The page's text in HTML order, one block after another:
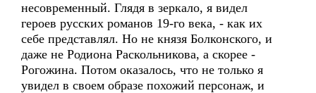
несовременный. Глядя в зеркало, я видел
героев русских романов 19-го века, - как их
себе представлял. Но не князя Болконского, и
даже не Родиона Раскольникова, а скорее -
Рогожина. Потом оказалось, что не только я
увидел в своем образе похожий персонаж, и